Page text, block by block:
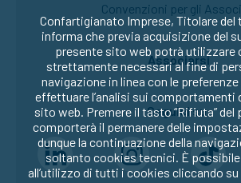
Convenzioni per gli
Associarsi
Seguici su:
Confartigianato Imprese, Titolare del
informa che previa acquisizione del
presente sito web potrà utilizzare
strettamente necessari al fine di
navigazione in linea con le preferenze
effettuare l’analisi sui comportamenti
sito web. Premere il tasto “Rifiuta” del
comporterà il permanere delle
dunque la continuazione della
soltanto cookies tecnici. È
all’utilizzo di tutti i cookies cliccando su